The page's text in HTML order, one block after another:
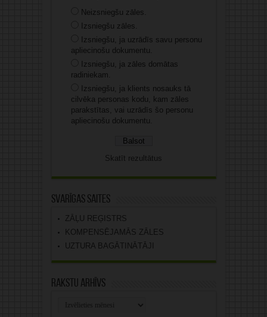
Neizsniegšu zāles.
Izsniegšu zāles.
Izsniegšu, ja uzrādīs savu personu
apliecinošu dokumentu.
Izsniegšu, ja zāles domātas
radiniekam.
Izsniegšu, ja klients nosauks tā
cilvēka personas kodu, kam zāles
parakstītas, vai uzrādīs šo personu
apliecinošu dokumentu.
Skatīt rezultātus
Svarīgas saites
ZĀĻU REĢISTRS
KOMPENSĒJAMĀS ZĀLES
UZTURA BAGĀTINĀTĀJI
Rakstu arhīvs